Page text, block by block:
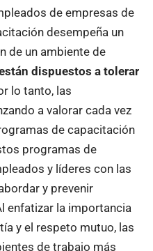
de empresas de
desempeña un
de un ambiente de
dispuestos a tolerar
lo tanto, las
a valorar cada vez
de capacitación
programas de
y líderes con las
y prevenir
enfatizar la importancia
y el respeto mutuo, las
de trabajo más